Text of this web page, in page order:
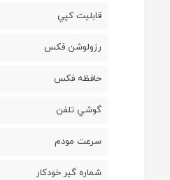
قابليت کپي
رزولوشن فکس
حافظه فکس
گوشي تلفن
سرعت مودم
شماره گير خودکار